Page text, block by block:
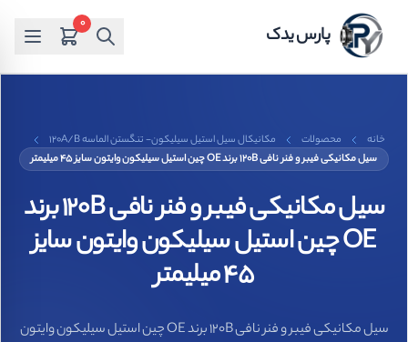
پارس یدک 0
خانه محصولات
مکانیکال سیل استیل سیلیکون- تنگستن الماسه 120A/B
سیل مکانیکی فیبر و فنر نافی 120B برند OE چین استیل سیلیکون وایتون سایز 45 میلیمتر
سیل مکانیکی فیبر و فنر نافی 120B برند
OE چین استیل سیلیکون وایتون سایز
45 میلیمتر
سیل مکانیکی فیبر و فنر نافی 120B برند OE چین استیل سیلیکون وایتون